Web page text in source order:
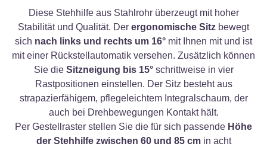
Diese Stehhilfe aus Stahlrohr überzeugt mit hoher
Stabilität und Qualität. Der ergonomische Sitz bewegt
sich nach links und rechts um 16° mit Ihnen mit und ist
mit einer Rückstellautomatik versehen. Zusätzlich können
Sie die Sitzneigung bis 15°schrittweise in vier
Rastpositionen einstellen. Der Sitz besteht aus
strapazierfähigem, pflegeleichtem Integralschaum, der
auch bei Drehbewegungen Kontakt hält.
Per Gestellraster stellen Sie die für sich passende Höhe
der Stehhilfe zwischen 60 und 85 cmin acht